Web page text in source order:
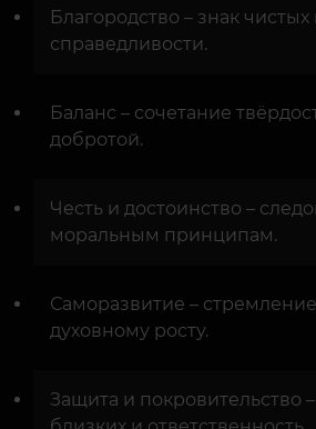
Благородство – знак
справедливости.
Баланс – сочетание
добротой.
Честь и достоинство –
моральным принципам.
Саморазвитие –
духовному росту.
Защита и покровительство